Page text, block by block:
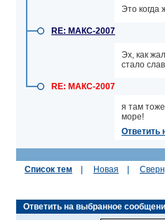
Это когда
RE: МАКС-2007
Эх, как
стало
RE: МАКС-2007
я там
море!
Ответить
Список тем Новая
Ответить на выбранное